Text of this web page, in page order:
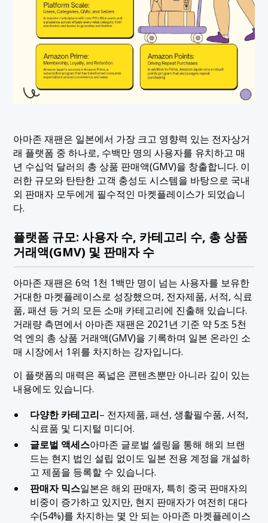
아마존 재팬은 일본에서 가장 크고 영향력 있는 전자상거
래 플랫폼 중 하나로, 수백만 명의 사용자를 유치하고 매
년 수십억 달러의 총 상품 판매액(GMV)을 창출합니다. 이
러한 규모와 탄탄한 고객 충성도 시스템을 바탕으로 국내
외 판매자 모두에게 필수적인 마켓플레이스가 되었습니
다.
플랫폼 규모: 사용자 수, 카테고리 수, 총 상품
거래액(GMV) 및 판매자 수
아마존 재팬은 6억 1천 1백만 명이 넘는 사용자를 보유한
거대한 마켓플레이스로 성장했으며, 전자제품, 서적, 식료
품, 패션 등 거의 모든 소매 카테고리에 진출해 있습니다.
거래량 측면에서 아마존 재팬은 2021년 기준 약 5조 5천
억 엔의 총 상품 거래액(GMV)을 기록하며 일본 온라인 소
매 시장에서 1위를 차지하는 강자입니다.
이 플랫폼의 매력은 폭넓은 콘텐츠뿐만 아니라 깊이 있는
내용에도 있습니다.
다양한 카테고리– 전자제품, 패션, 생활필수품, 서적,
식료품 및 디지털 미디어.
글로벌 액세스아마존 글로벌 셀링을 통해 해외 브랜
드는 현지 법인 설립 없이도 일본 전용 계정을 개설하
고 제품을 등록할 수 있습니다.
판매자 믹스일본은 해외 판매자, 특히 중국 판매자의
비중이 증가하고 있지만, 현지 판매자가 여전히 대다
수(54%)를 차지하는 몇 안 되는 아마존 마켓플레이스